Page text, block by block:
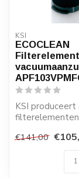
KSI
ECOCLEAN
KSI produceert
beheer. Dit
€141,00